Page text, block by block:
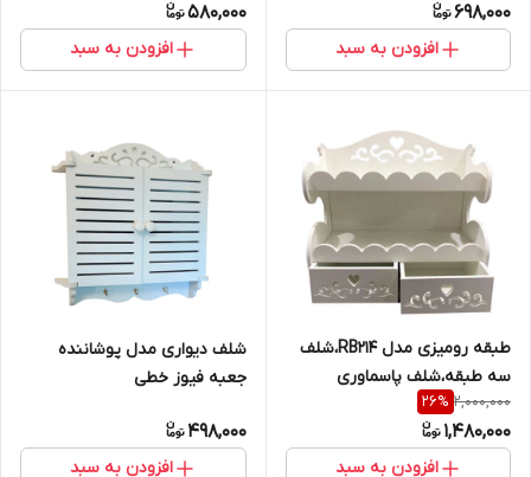
دادن رسیور ماهواره و گیرنده د
698,000
افزودن به سبد
580,000
افزودن به سبد
طبقه رومیزی مدل RB214،شلف
سه طبقه،شلف پاسماوری
2,000,000
26%
1,480,000
افزودن به سبد
شلف دیواری مدل پوشاننده
جعبه فیوز خطی
498,000
افزودن به سبد